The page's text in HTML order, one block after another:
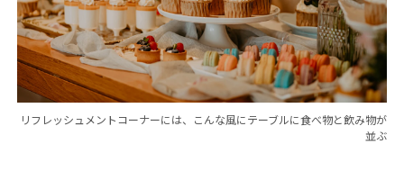
リフレッシュメントコーナーには、こんな風にテーブルに食べ物と飲み物が
並ぶ